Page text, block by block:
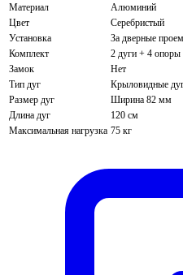
Материал
Алюминий
Цвет
Серебристый
Установка
За дверные
Комплект
2 дуги + 4 опоры
Замок
Нет
Тип дуг
Крыловидные
Размер дуг
Ширина 82 мм
Длина дуг
120 см
Максимальная нагрузка 75 кг